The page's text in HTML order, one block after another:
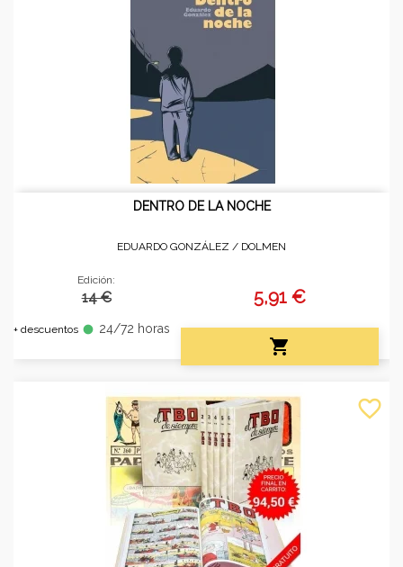
DENTRO DE LA NOCHE
EDUARDO GONZÁLEZ / DOLMEN
Edición:
14 €
+ descuentos fiber_manual_record 24/72 horas
5,91 €

favorite_border